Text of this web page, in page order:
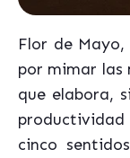
Flor de
por mimar las
que elabora,
productividad
cinco